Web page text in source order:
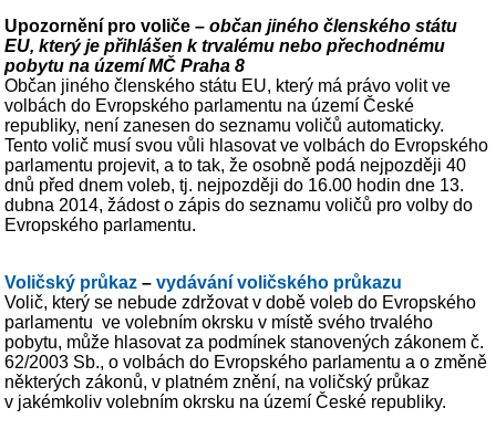
Upozornění pro voliče– občan jiného členského státu
EU, který je přihlášen k trvalému nebo přechodnému
pobytu na území MČ Praha 8
Občan jiného členského státu EU, který má právo volit ve
volbách do Evropského parlamentu na území České
republiky, není zanesen do seznamu voličů automaticky.
Tento volič musí svou vůli hlasovat ve volbách do Evropského
parlamentu projevit, a to tak, že osobně podá nejpozději 40
dnů před dnem voleb, tj. nejpozději do 16.00 hodin dne 13.
dubna 2014, žádost o zápis do seznamu voličů pro volby do
Evropského parlamentu.
Voličský průkaz –vydávání voličského průkazu
Volič, který se nebude zdržovat v době voleb do Evropského
parlamentu ve volebním okrsku v místě svého trvalého
pobytu, může hlasovat za podmínek stanovených zákonem č.
62/2003 Sb., o volbách do Evropského parlamentu a o změně
některých zákonů, v platném znění, na voličský průkaz
v jakémkoliv volebním okrsku na území České republiky.